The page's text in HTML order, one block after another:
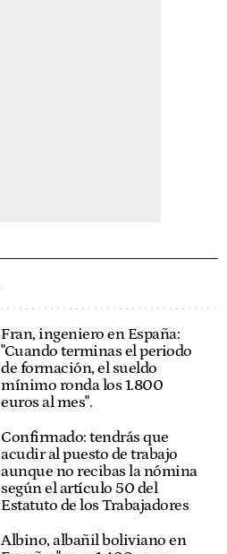
Fran, ingeniero en España:
"Cuando terminas el periodo
de formación, el sueldo
mínimo ronda los 1.800
euros al mes".
Confirmado: tendrás que
acudir al puesto de trabajo
aunque no recibas la nómina
según el artículo 50 del
Estatuto de los Trabajadores
Albino, albañil boliviano en